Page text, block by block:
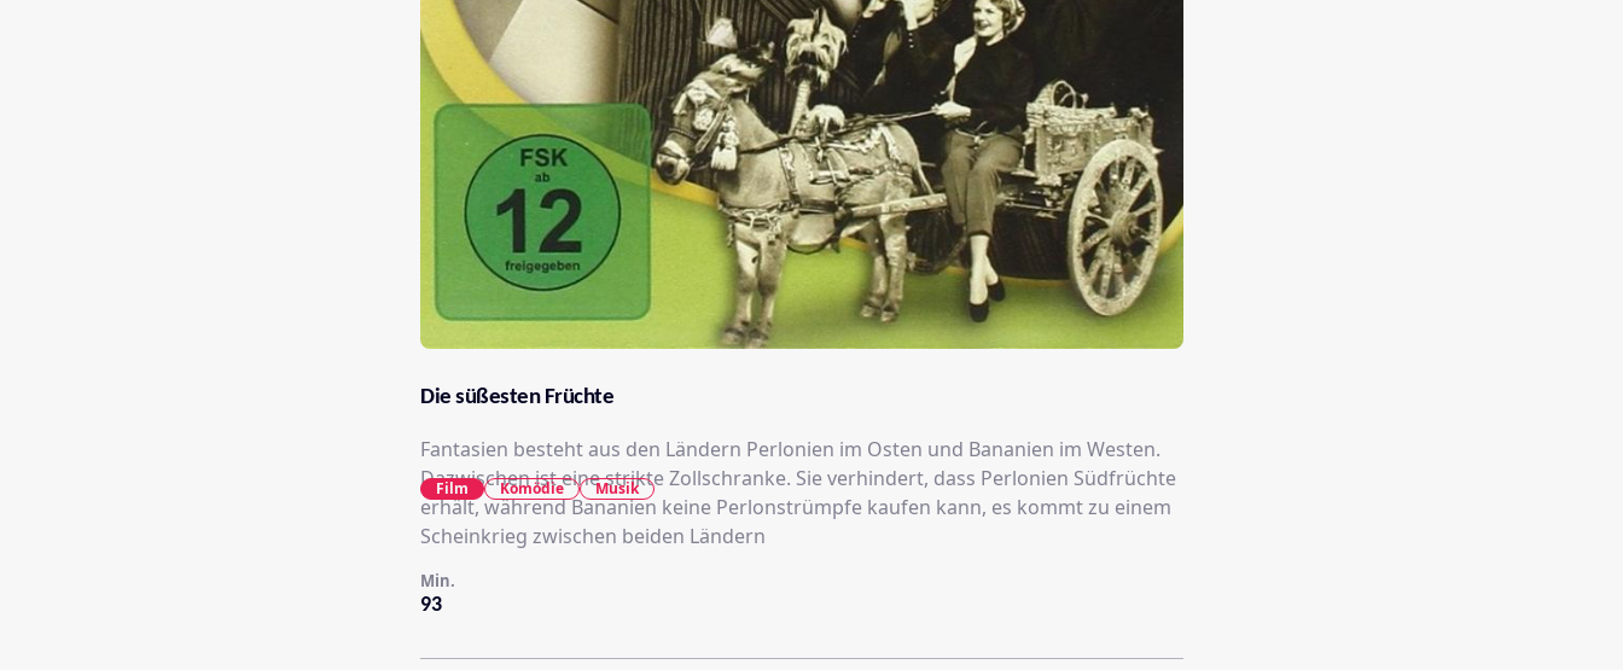
Die süßesten Früchte
Fantasien besteht aus den Ländern Perlonien im Osten und Bananien im Westen.
Dazwischen ist eine strikte Zollschranke. Sie verhindert, dass Perlonien Südfrüchte
erhält, während Bananien keine Perlonstrümpfe kaufen kann, es kommt zu einem
Scheinkrieg zwischen beiden Ländern
93
Min.
Film Komödie Musik